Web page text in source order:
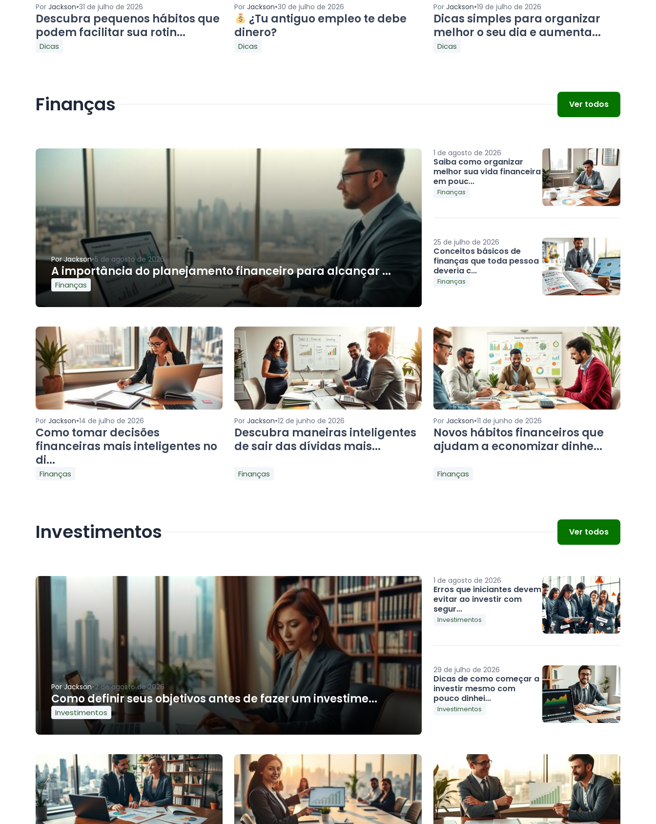
Por Jackson•31 de julho de 2026
Descubra pequenos hábitos que
podem facilitar sua rotin...
Dicas
PorJackson•30 de julho de 2026
¿Tu antiguo empleo te debe
dinero?
Dicas
Por Jackson•19 de julho de 2026
Dicas simples para organizar
melhor o seu dia e aumenta...
Dicas
Finanças Ver todos
PorJackson•5 de agosto de 2026
A importância do planejamento financeiro para alcançar ...
Finanças
1 de agosto de 2026
Saiba como organizar
melhor sua vida financeira
em pouc...
Finanças
25 de julho de 2026
Conceitos básicos de
finanças que toda pessoa
deveria c...
Finanças
Por Jackson•14 de julho de 2026
Como tomar decisões
financeiras mais inteligentes no
di...
Finanças
PorJackson•12 de junho de 2026
Descubra maneiras inteligentes
de sair das dívidas mais...
Finanças
Por Jackson•11 de junho de 2026
Novos hábitos financeiros que
ajudam a economizar dinhe...
Finanças
Investimentos Ver todos
PorJackson•2 de agosto de 2026
Como definir seus objetivos antes de fazer um investime...
Investimentos
1 de agosto de 2026
Erros que iniciantes devem
evitar ao investir com
segur...
Investimentos
29 de julho de 2026
Dicas de como começar a
investir mesmo com
pouco dinhei...
Investimentos